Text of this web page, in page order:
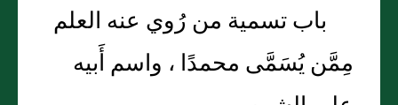
باب تسمية من رُوي عنه العلم
مِمَّن يُسَمَّى محمدًا ، واسم أَبيه